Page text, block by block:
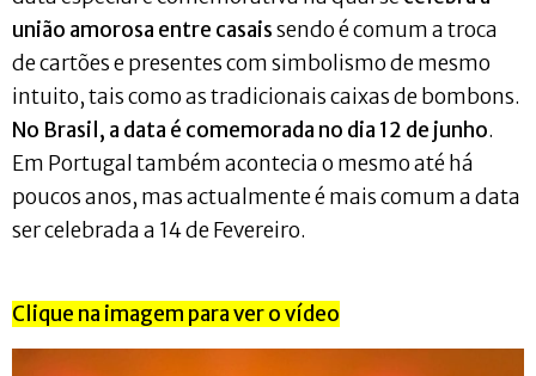
união amorosa entre casaissendo é comum a troca
de cartões e presentes com simbolismo de mesmo
intuito, tais como as tradicionais caixas de bombons.
No Brasil, a data é comemorada no dia 12 de junho.
Em Portugal também acontecia o mesmo até há
poucos anos, mas actualmente é mais comum a data
ser celebrada a 14 de Fevereiro.
Clique na imagem para ver o vídeo